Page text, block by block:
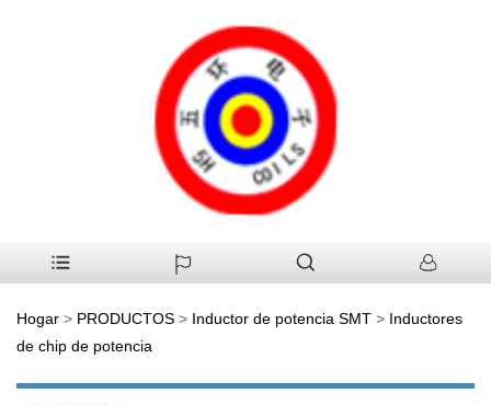
Hogar > PRODUCTOS > Inductor de potencia SMT > Inductores
de chip de potencia